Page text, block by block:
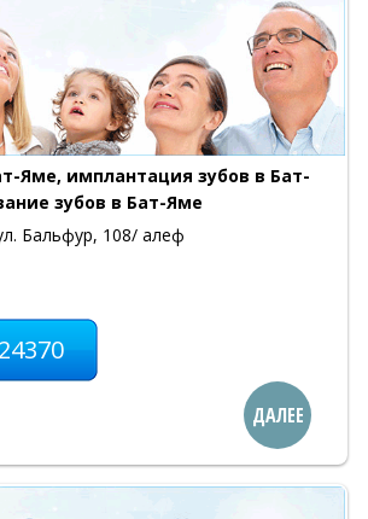
Яме, имплантация зубов в Бат-
зубов в Бат-Яме
Бальфур, 108/ алеф
ДАЛЕЕ